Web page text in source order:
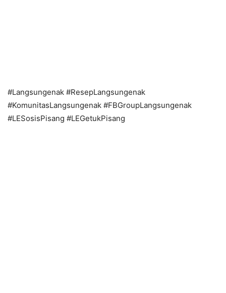
#Langsungenak #ResepLangsungenak
#KomunitasLangsungenak #FBGroupLangsungenak
#LESosisPisang #LEGetukPisang